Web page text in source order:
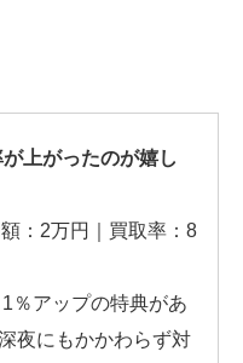
上がったのが嬉し
：2万円｜買取率：8
％アップの特典があ
夜にもかかわらず対